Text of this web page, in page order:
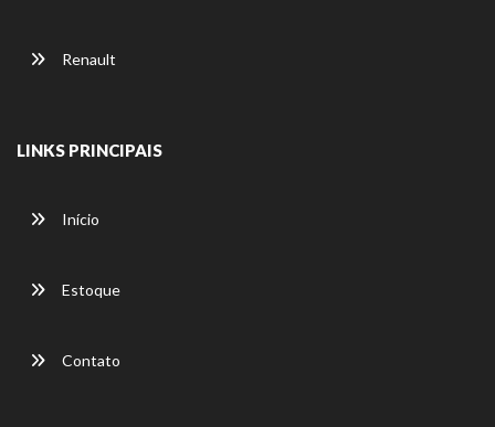
Renault
LINKS PRINCIPAIS
Início
Estoque
Contato